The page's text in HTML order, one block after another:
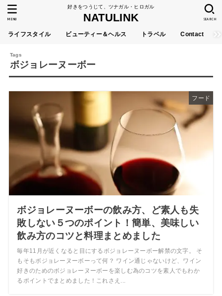
好きをつうじて、ツナガル・ヒロガル
NATULINK
ライフスタイル ビューティー＆ヘルス トラベル Contact
SEARCH
MENU
ボジョレーヌーボー
フード
ボジョレーヌーボーの飲み方、ど素人も失
敗しない５つのポイント！簡単、美味しい
飲み方のコツと料理まとめました
毎年11月が近くなると目にするボジョレーヌーボー解禁の文字。 そ
もそもボジョレーヌーボーって何？ ワイン通じゃないけど、ワイン
好きのためのボジョレーヌーボーを楽しむ為のコツを素人でもわか
るポイントでまとめました！これさえ...